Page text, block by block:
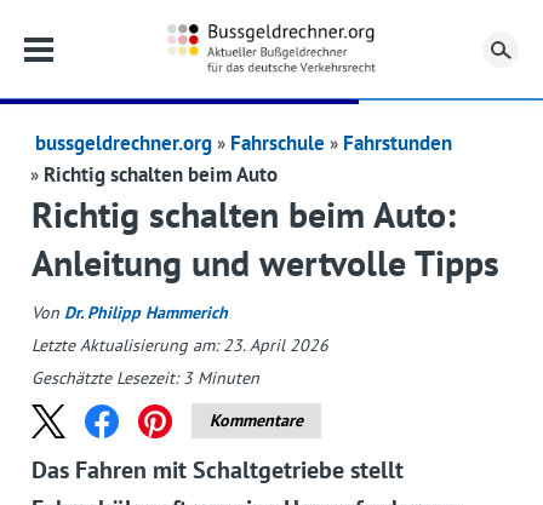
bussgeldrechner.org Fahrschule
Fahrstunden
Richtig schalten beim Auto
Richtig schalten beim Auto:
Anleitung und wertvolle Tipps
Von Dr. Philipp Hammerich
Letzte Aktualisierung am: 23. April 2026
Geschätzte Lesezeit:3 Minuten
Kommentare
Das Fahren mit Schaltgetriebe stellt